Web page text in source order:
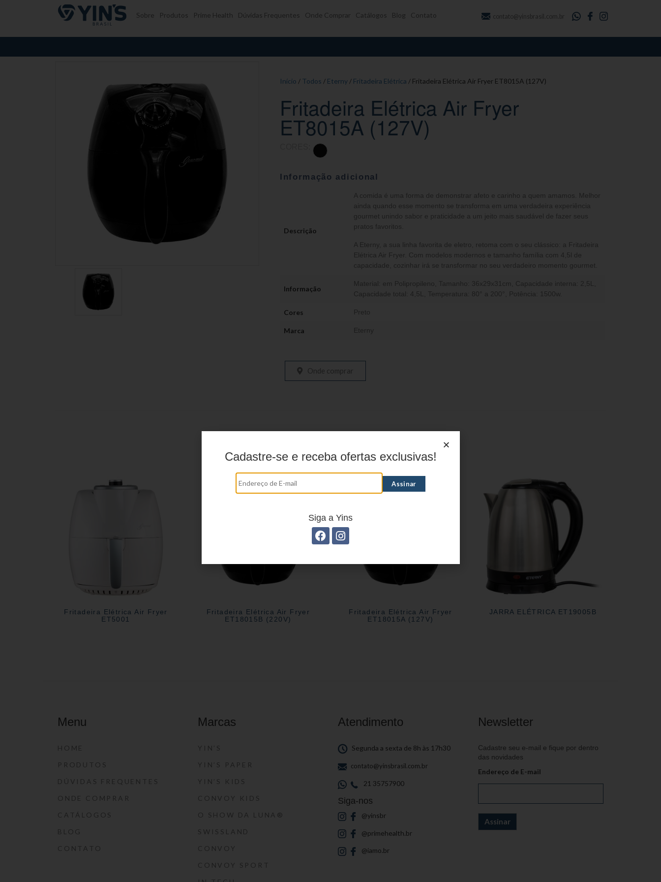
Pular para o conteúdo Sobre Produtos Prime Health Dúvidas Frequentes Onde Comprar Catálogos Blog Contato contato@yinsbrasil.com.br
Início / Todos / Eterny / Fritadeira Elétrica / Fritadeira Elétrica Air Fryer ET8015A (127V)
Fritadeira Elétrica Air Fryer
ET8015A (127V)
Informação adicional
Descrição
A comida é uma forma de demonstrar afeto e carinho a quem amamos. Melhor
ainda quando esse momento se transforma em uma verdadeira experiência
gourmet unindo sabor e praticidade a um jeito mais saudável de fazer seus
pratos favoritos.
A Eterny, a sua linha favorita de eletro, retoma com o seu clássico: a Fritadeira
Elétrica Air Fryer. Com modelos modernos e tamanho família com 4,5l de
capacidade, cozinhar irá se transformar no seu verdadeiro momento gourmet.
Informação
Material: em Polipropileno, Tamanho: 36x29x31cm, Capacidade interna: 2,5L,
Capacidade total: 4,5L, Temperatura: 80° a 200°, Potência: 1500w.
Cores Preto
Marca Eterny
Onde comprar
Produtos relacionados
Fritadeira Elétrica Air Fryer
ET5001
Fritadeira Elétrica Air Fryer
ET18015B (220V)
Fritadeira Elétrica Air Fryer
ET18015A (127V)
JARRA ELÉTRICA ET19005B
Menu
HOME
PRODUTOS
DÚVIDAS FREQUENTES
ONDE COMPRAR
CATÁLOGOS
BLOG
CONTATO
Marcas
YIN’S
YIN’S PAPER
YIN’S KIDS
CONVOY KIDS
O SHOW DA LUNA®
SWISSLAND
CONVOY
CONVOY SPORT
Atendimento
Segunda a sexta de 8h às 17h30
contato@yinsbrasil.com.br
21 35757900
Siga-nos
@yinsbr
@primehealth.br
@iamo.br
Newsletter
Cadastre seu e-mail e fique por dentro
das novidades
Endereço de E-mail
Cadastre-se e receba ofertas exclusivas!
Siga a Yins